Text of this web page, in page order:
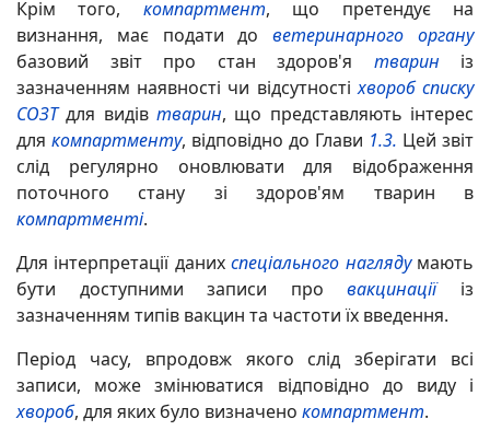
Крім того, компартмент, що претендує на
визнання, має подати доветеринарного органу
базовий звіт про стан здоров'я тварин із
зазначенням наявності чи відсутностіхвороб списку
СОЗТдля видів тварин, що представляють інтерес
для компартменту, відповідно до Глави 1.3. Цей звіт
слід регулярно оновлювати для відображення
поточного стану зі здоров'ям тварин в
компартменті.
Для інтерпретації данихспеціального наглядумають
бути доступними записи провакцинаціїіз
зазначенням типів вакцин та частоти їх введення.
Період часу, впродовж якого слід зберігати всі
записи, може змінюватися відповідно до виду і
хвороб, для яких було визначено компартмент.